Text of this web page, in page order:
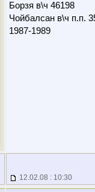
Борзя в\ч 46198
Чойбалсан в\ч п.п.
1987-1989
12.02.08 : 10:30